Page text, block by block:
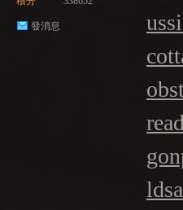
發消息
ld